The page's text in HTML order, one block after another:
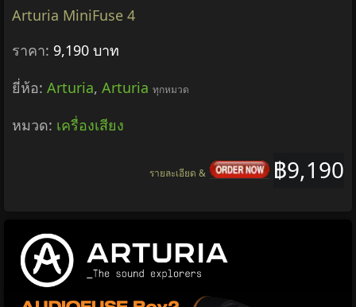
Arturia MiniFuse 4
ราคา: 9,190 บาท
ยี่ห้อ: Arturia, Arturia ทุกหมวด
หมวด: เครื่องเสียง
฿9,190
รายละเอียด &